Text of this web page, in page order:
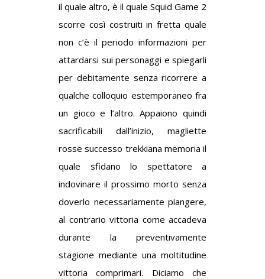
il quale altro, è il quale Squid Game 2
scorre così costruiti in fretta quale
non c’è il periodo informazioni per
attardarsi sui personaggi e spiegarli
per debitamente senza ricorrere a
qualche colloquio estemporaneo fra
un gioco e l’altro. Appaiono quindi
sacrificabili dall’inizio, magliette
rosse successo trekkiana memoria il
quale sfidano lo spettatore a
indovinare il prossimo morto senza
doverlo necessariamente piangere,
al contrario vittoria come accadeva
durante la preventivamente
stagione mediante una moltitudine
vittoria comprimari. Diciamo che